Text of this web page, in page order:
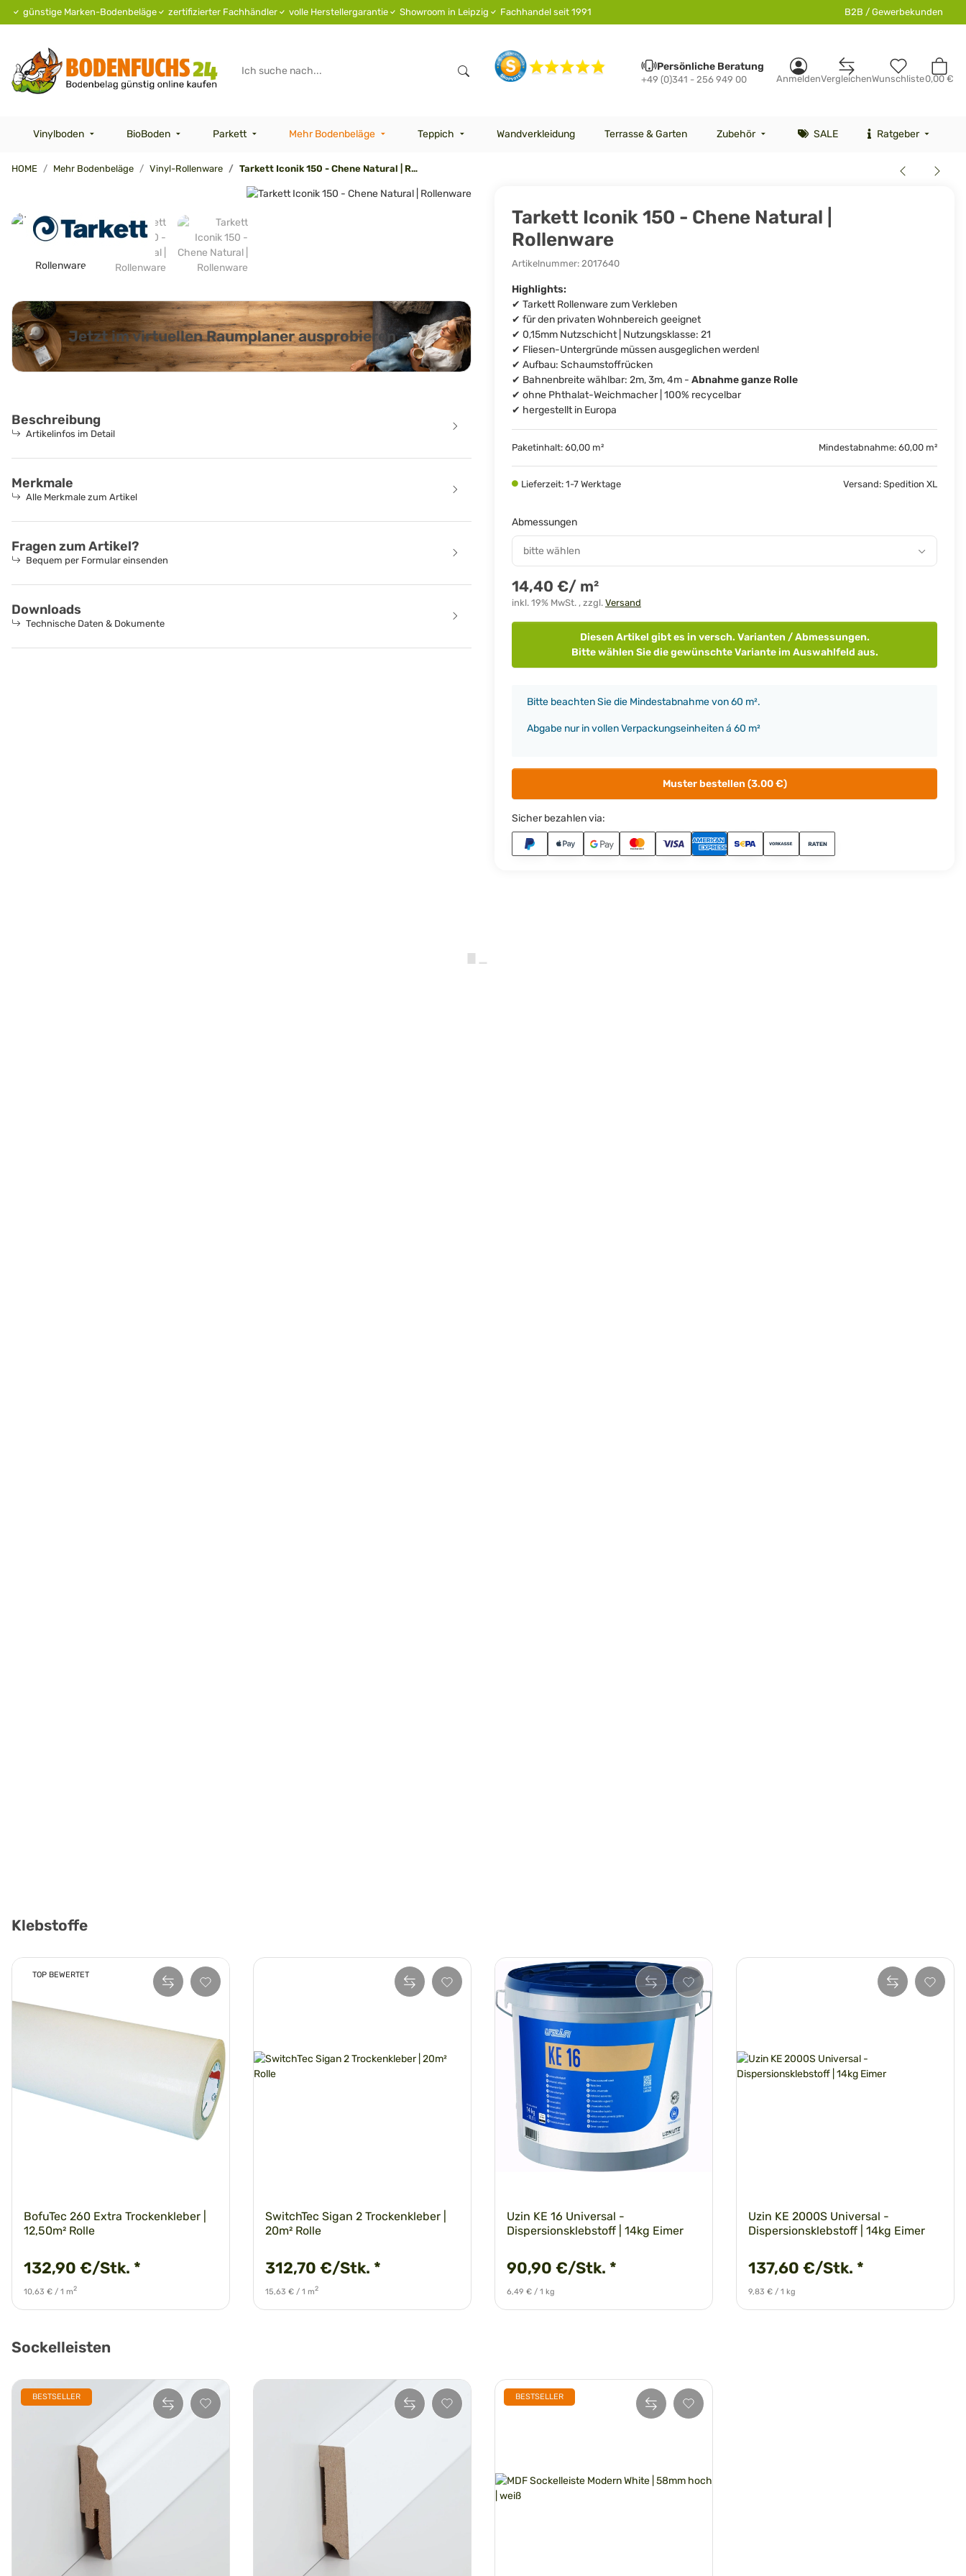
günstige Marken-Bodenbeläge zertifizierter Fachhändler volle Herstellergarantie Showroom in Leipzig Fachhandel seit 1991 B2B / Gewerbekunden
Persönliche Beratung
+49 (0)341 - 256 949 00 AnmeldenVergleichenWunschliste0,00 €
Vinylboden BioBoden Parkett Mehr Bodenbeläge Teppich Wandverkleidung Terrasse & Garten Zubehör SALE Ratgeber
HOME Mehr Bodenbeläge Vinyl-Rollenware Tarkett Iconik 150 - Chene Natural | Rollenware
Tarkett Iconik 150 - Chene Natural |
Rollenware
Artikelnummer: 2017640
Highlights:
✔ Tarkett Rollenware zum Verkleben
✔ für den privaten Wohnbereich geeignet
✔ 0,15mm Nutzschicht | Nutzungsklasse: 21
✔ Fliesen-Untergründe müssen ausgeglichen werden!
✔ Aufbau: Schaumstoffrücken
✔ Bahnenbreite wählbar: 2m, 3m, 4m - Abnahme ganze Rolle
✔ ohne Phthalat-Weichmacher | 100% recycelbar
✔ hergestellt in Europa
Paketinhalt: 60,00 m² Mindestabnahme: 60,00 m²
Lieferzeit: 1-7 Werktage Versand: Spedition XL
Abmessungen
bitte wählen
14,40 €/ m²
inkl. 19% MwSt. , zzgl. Versand
Diesen Artikel gibt es in versch. Varianten / Abmessungen.
Bitte wählen Sie die gewünschte Variante im Auswahlfeld aus.
x
Bitte beachten Sie die Mindestabnahme von 60 m².
Abgabe nur in vollen Verpackungseinheiten á 60 m²
Muster bestellen (3.00 €)
Sicher bezahlen via:
Jetzt im virtuellen Raumplaner ausprobieren
Beschreibung
Artikelinfos im Detail
Merkmale
Alle Merkmale zum Artikel
Fragen zum Artikel?
Bequem per Formular einsenden
Downloads
Technische Daten & Dokumente
Klebstoffe
TOP BEWERTET
BofuTec 260 Extra Trockenkleber |
12,50m² Rolle
132,90 €/Stk. *
10,63 € / 1 m2
SwitchTec Sigan 2 Trockenkleber |
20m² Rolle
312,70 €/Stk. *
15,63 € / 1 m2
Uzin KE 16 Universal -
Dispersionsklebstoff | 14kg Eimer
90,90 €/Stk. *
6,49 € / 1 kg
Uzin KE 2000S Universal -
Dispersionsklebstoff | 14kg Eimer
137,60 €/Stk. *
9,83 € / 1 kg
Sockelleisten
BESTSELLER BESTSELLER